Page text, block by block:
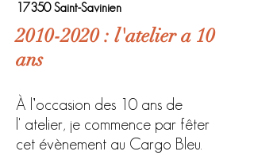
17350 Saint-Savinien
2010-2020 : l'atelier a 10
ans
À l’occasion des 10 ans de
l' atelier, je commence par fêter
cet évènement au Cargo Bleu.